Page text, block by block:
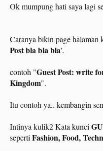
Ok mumpung hati saya lagi
Caranya bikin page halaman
Post bla bla bla'.
contoh "Guest Post: write
Kingdom".
Itu contoh ya.. kembangin
Intinya kulik2 Kata kunci
seperti Fashion, Food,